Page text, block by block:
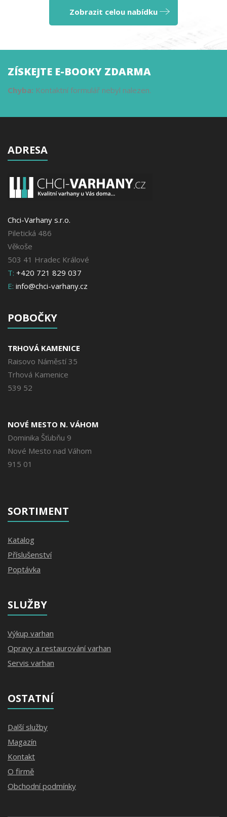
Zobrazit celou nabídku
ZÍSKEJTE E-BOOKY ZDARMA
Chyba: Kontaktní formulář nebyl nalezen.
ADRESA
Chci-Varhany s.r.o.
Piletická 486
Věkoše
503 41 Hradec Králové
T: +420 721 829 037
E: info@chci-varhany.cz
POBOČKY
TRHOVÁ KAMENICE
Raisovo Náměstí 35
Trhová Kamenice
539 52
NOVÉ MESTO N. VÁHOM
Dominika Šťubňu 9
Nové Mesto nad Váhom
915 01
SORTIMENT
Katalog
Příslušenství
Poptávka
SLUŽBY
Výkup varhan
Opravy a restaurování varhan
Servis varhan
OSTATNÍ
Další služby
Magazín
Kontakt
O firmě
Obchodní podmínky